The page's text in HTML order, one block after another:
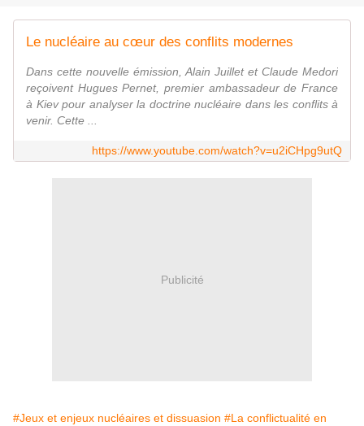
Le nucléaire au cœur des conflits modernes
Dans cette nouvelle émission, Alain Juillet et Claude Medori
reçoivent Hugues Pernet, premier ambassadeur de France
à Kiev pour analyser la doctrine nucléaire dans les conflits à
venir. Cette ...
https://www.youtube.com/watch?v=u2iCHpg9utQ
Publicité
#Jeux et enjeux nucléaires et dissuasion #La conflictualité en